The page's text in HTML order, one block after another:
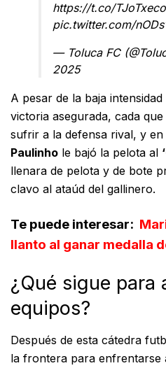
https://t.co/
pic.twitter.com/
— Toluca FC
2025
A pesar de la baja
victoria asegurada, cada
sufrir a la defensa rival, y
Paulinho le bajó la pelota al
llenara de pelota y de bote
clavo al ataúd del gallinero.
Te puede interesar:
llanto al ganar medalla
¿Qué sigue para
equipos?
Después de esta cátedra
la frontera para enfrentarse